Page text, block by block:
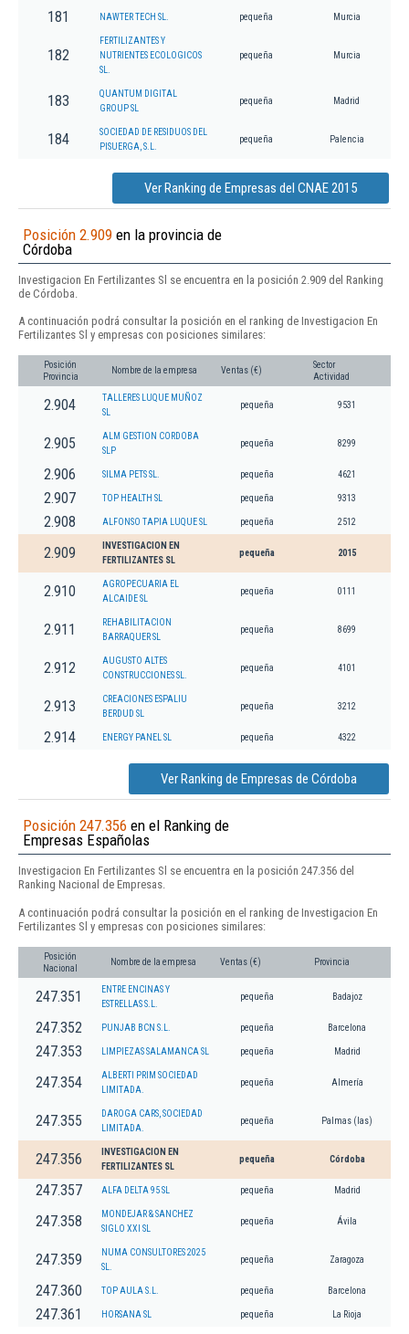
181 NAWTER TECH SL. pequeña Murcia
182
FERTILIZANTES Y
NUTRIENTES ECOLOGICOS
SL.
pequeña Murcia
183
QUANTUM DIGITAL
GROUP SL
pequeña Madrid
184
SOCIEDAD DE RESIDUOS DEL
PISUERGA, S.L.
pequeña Palencia
Ver Ranking de Empresas del CNAE 2015
Posición 2.909 en la provincia de
Córdoba
Investigacion En Fertilizantes Sl se encuentra en la posición 2.909 del Ranking
de Córdoba.
A continuación podrá consultar la posición en el ranking de Investigacion En
Fertilizantes Sl y empresas con posiciones similares:
Posición
Provincia
Nombre de la empresa Ventas (€)
Sector
Actividad
2.904
TALLERES LUQUE MUÑOZ
SL
pequeña 9531
2.905
ALM GESTION CORDOBA
SLP
pequeña 8299
2.906 SILMA PETS SL. pequeña 4621
2.907 TOP HEALTH SL pequeña 9313
2.908 ALFONSO TAPIA LUQUE SL pequeña 2512
2.909
INVESTIGACION EN
FERTILIZANTES SL
pequeña 2015
2.910
AGROPECUARIA EL
ALCAIDE SL
pequeña 0111
2.911
REHABILITACION
BARRAQUER SL
pequeña 8699
2.912
AUGUSTO ALTES
CONSTRUCCIONES SL.
pequeña 4101
2.913
CREACIONES ESPALIU
BERDUD SL
pequeña 3212
2.914 ENERGY PANEL SL pequeña 4322
Ver Ranking de Empresas de Córdoba
Posición 247.356 en el Ranking de
Empresas Españolas
Investigacion En Fertilizantes Sl se encuentra en la posición 247.356 del
Ranking Nacional de Empresas.
A continuación podrá consultar la posición en el ranking de Investigacion En
Fertilizantes Sl y empresas con posiciones similares:
Posición
Nacional
Nombre de la empresa Ventas (€) Provincia
247.351
ENTRE ENCINAS Y
ESTRELLAS S.L.
pequeña Badajoz
247.352 PUNJAB BCN S.L. pequeña Barcelona
247.353 LIMPIEZAS SALAMANCA SL pequeña Madrid
247.354
ALBERTI PRIM SOCIEDAD
LIMITADA.
pequeña Almería
247.355
DAROGA CARS, SOCIEDAD
LIMITADA.
pequeña Palmas (las)
247.356
INVESTIGACION EN
FERTILIZANTES SL
pequeña Córdoba
247.357 ALFA DELTA 95 SL pequeña Madrid
247.358
MONDEJAR & SANCHEZ
SIGLO XXI SL
pequeña Ávila
247.359
NUMA CONSULTORES 2025
SL.
pequeña Zaragoza
247.360 TOP AULA S.L. pequeña Barcelona
247.361 HORSANA SL pequeña La Rioja